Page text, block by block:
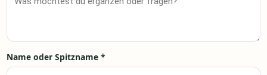
Name oder Spitzname *